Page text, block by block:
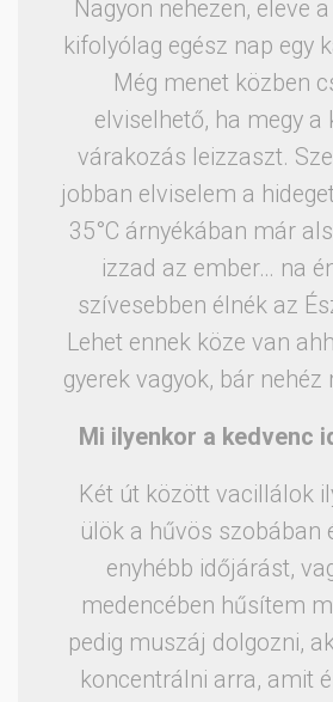
Nagyon nehezen, eleve
kifolyólag egész nap egy
Még menet közben
elviselhető, ha megy a
várakozás leizzaszt.
jobban elviselem a
35°C árnyékában már
izzad az ember… na
szívesebben élnék az
Lehet ennek köze van
gyerek vagyok, bár nehéz
Mi ilyenkor a kedvenc
Két út között vacillálok
ülök a hűvös szobában
enyhébb időjárást,
medencében hűsítem
pedig muszáj dolgozni,
koncentrálni arra, amit